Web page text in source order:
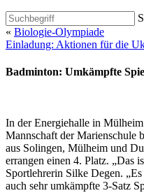
« Biologie-Olympiade
Einladung: Aktionen für die
Badminton: Umkämpfte
In der Energiehalle in
Mannschaft der Marienschule
aus Solingen, Mülheim und
errangen einen 4. Platz. „Das
Sportlehrerin Silke Degen.
auch sehr umkämpfte 3-Satz